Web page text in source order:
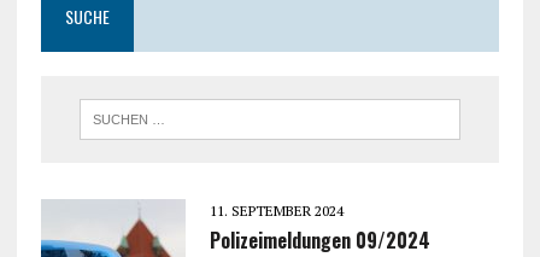
SUCHE
11. SEPTEMBER 2024
Polizeimeldungen 09/2024